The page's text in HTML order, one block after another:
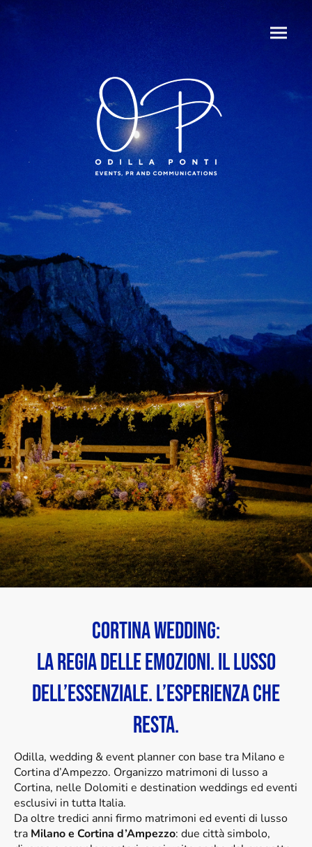
CORTina wedding:
La regia delle emozioni. Il lusso
dell’essenziale. L’esperienza che
resta.
Odilla, wedding & event planner con base tra Milano e
Cortina d’Ampezzo. Organizzo matrimoni di lusso a
Cortina, nelle Dolomiti e destination weddings ed eventi
esclusivi in tutta Italia.
Da oltre tredici anni firmo matrimoni ed eventi di lusso
tra Milano e Cortina d’Ampezzo: due città simbolo,